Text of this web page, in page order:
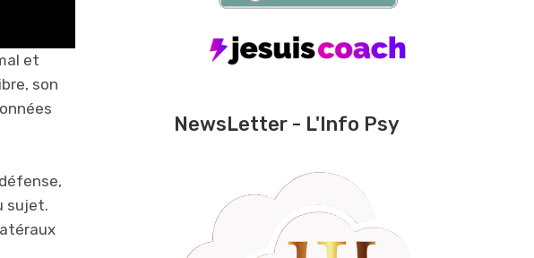
et
son
sujet.
NewsLetter - L'Info Psy